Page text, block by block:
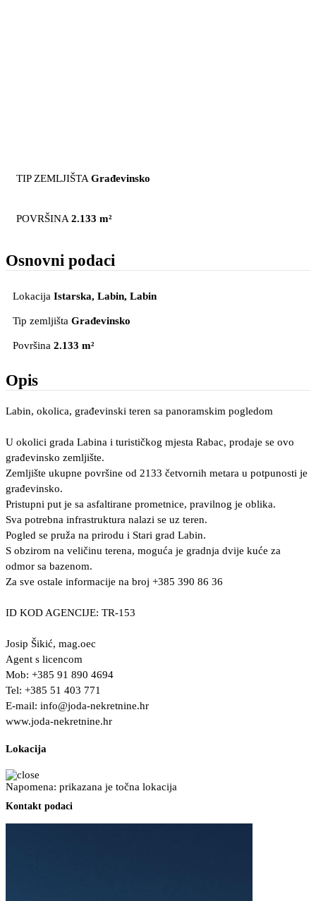
TIP ZEMLJIŠTA Građevinsko
POVRŠINA 2.133 m²
Osnovni podaci
Lokacija Istarska, Labin, Labin
Tip zemljišta Građevinsko
Površina 2.133 m²
Opis
Labin, okolica, građevinski teren sa panoramskim pogledom
U okolici grada Labina i turističkog mjesta Rabac, prodaje se ovo
građevinsko zemljište.
Zemljište ukupne površine od 2133 četvornih metara u potpunosti je
građevinsko.
Pristupni put je sa asfaltirane prometnice, pravilnog je oblika.
Sva potrebna infrastruktura nalazi se uz teren.
Pogled se pruža na prirodu i Stari grad Labin.
S obzirom na veličinu terena, moguća je gradnja dvije kuće za
odmor sa bazenom.
Za sve ostale informacije na broj +385 390 86 36
ID KOD AGENCIJE: TR-153
Josip Šikić, mag.oec
Agent s licencom
Mob: +385 91 890 4694
Tel: +385 51 403 771
E-mail: info@joda-nekretnine.hr
www.joda-nekretnine.hr
Lokacija
Napomena: prikazana je točna lokacija
Kontakt podaci